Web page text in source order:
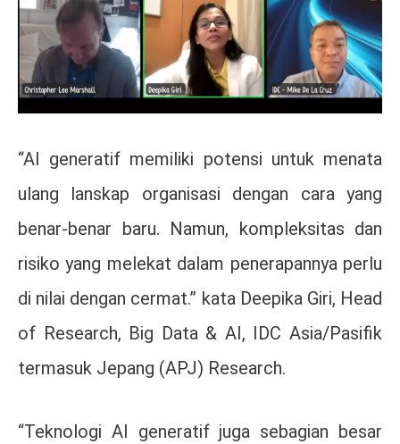
“AI generatif memiliki potensi untuk menata
ulang lanskap organisasi dengan cara yang
benar-benar baru. Namun, kompleksitas dan
risiko yang melekat dalam penerapannya perlu
di nilai dengan cermat.” kata Deepika Giri, Head
of Research, Big Data & AI, IDC Asia/Pasifik
termasuk Jepang (APJ) Research.
“Teknologi AI generatif juga sebagian besar